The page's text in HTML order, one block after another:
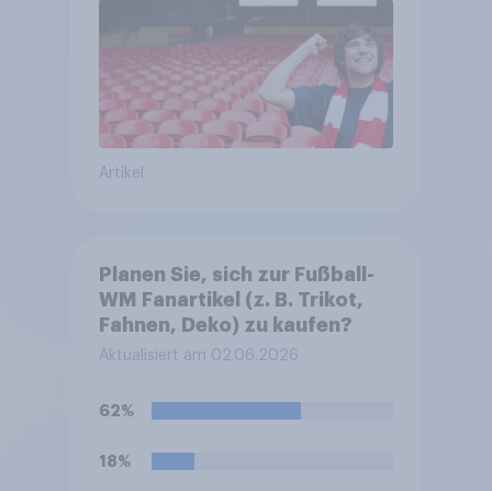
Artikel
Planen Sie, sich zur Fußball-
WM Fanartikel (z. B. Trikot,
Fahnen, Deko) zu kaufen?
Aktualisiert am 02.06.2026
62%
18%